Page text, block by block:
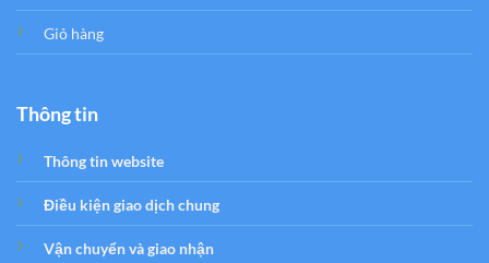
Giỏ hàng
Thông tin
Thông tin website
Điều kiện giao dịch chung
Vận chuyển và giao nhận